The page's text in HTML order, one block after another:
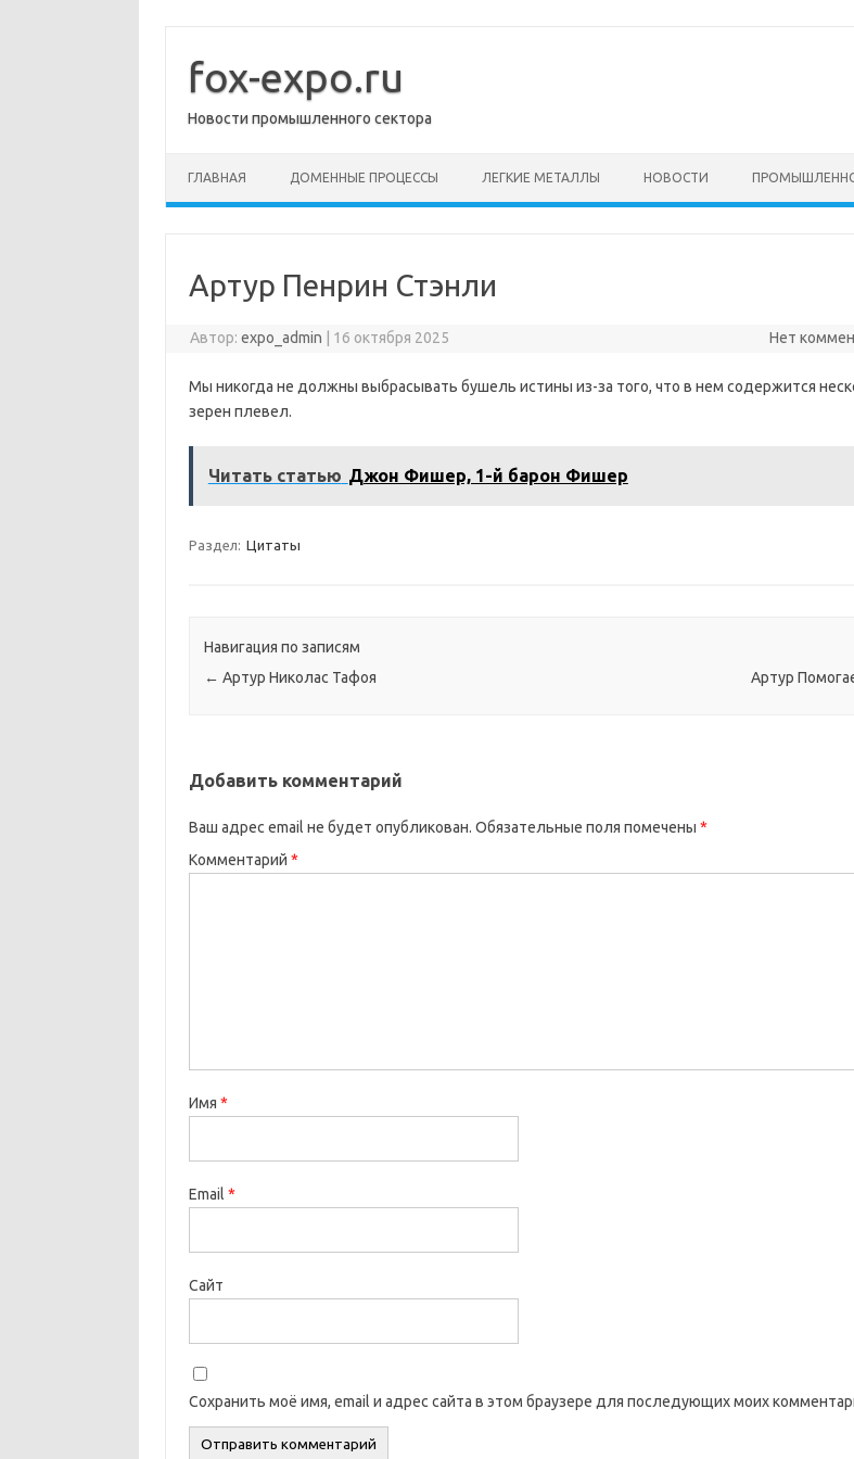
содержимому
fox-expo.ru
Новости промышленного сектора
ГЛАВНАЯ ДОМЕННЫЕ ПРОЦЕССЫ ЛЕГКИЕ МЕТАЛЛЫ НОВОСТИ
Артур Пенрин Стэнли
Автор:expo_admin 16 октября 2025 Нет
Мы никогда не должны выбрасывать бушель истины из-за того, что в нем содержится
зерен плевел.
Читать статью Джон Фишер, 1-й барон Фишер
Раздел: Цитаты
Навигация по записям
← Артур Николас Тафоя Артур
Добавить комментарий
Ваш адрес email не будет опубликован. Обязательные поля помечены *
Комментарий *
Имя *
Email *
Сайт
Сохранить моё имя, email и адрес сайта в этом браузере для последующих моих